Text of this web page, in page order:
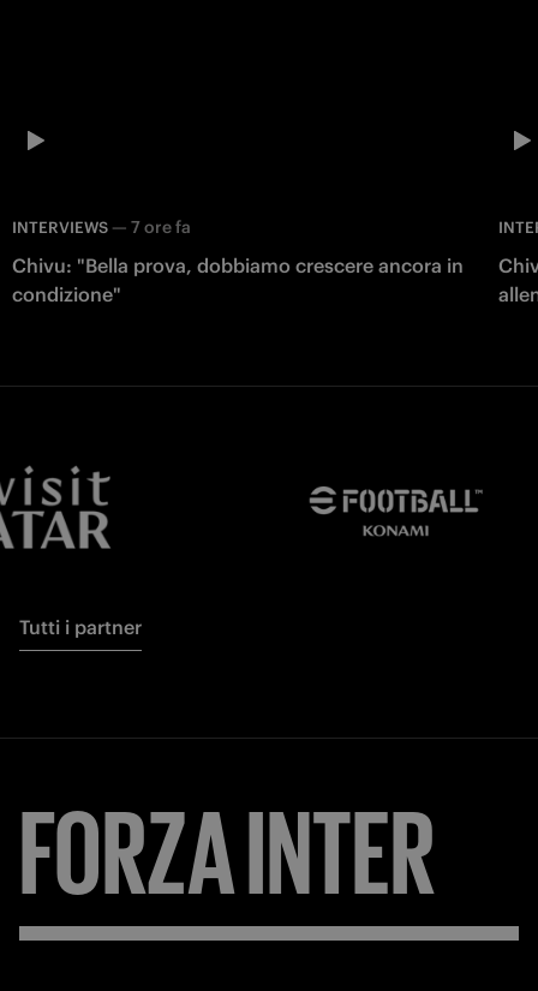
INTERVIEWS — 7 ore fa
Chivu: "Bella prova, dobbiamo crescere ancora in
condizione"
Tutti i partner
FORZAINTER